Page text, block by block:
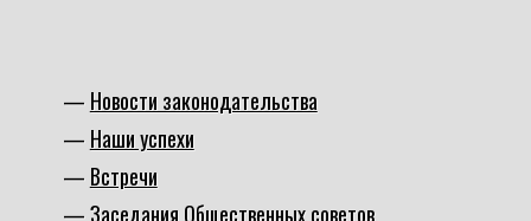
Новости законодательства
Наши успехи
Встречи
Заседания Общественных советов